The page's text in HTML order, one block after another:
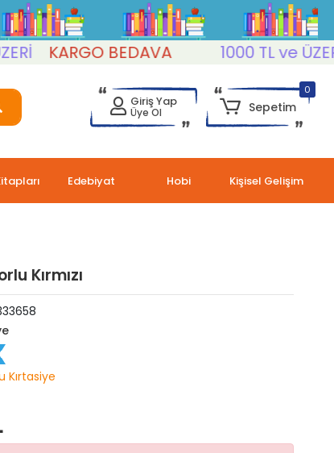
KARGO BEDAVA 1000 TL ve ÜZERİ
Giriş Yap
Üye Ol
0
Sepetim
Edebiyat Hobi Kişisel Gelişim
Kırmızı
Kırtasiye